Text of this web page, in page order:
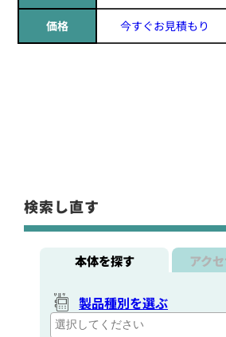
価格 今すぐお見積もり
検索し直す
本体を探す アク
製品種別を選ぶ